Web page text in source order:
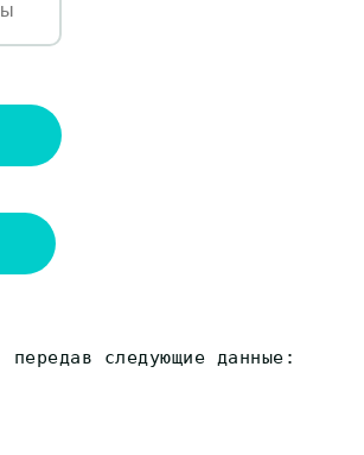
следующие данные: